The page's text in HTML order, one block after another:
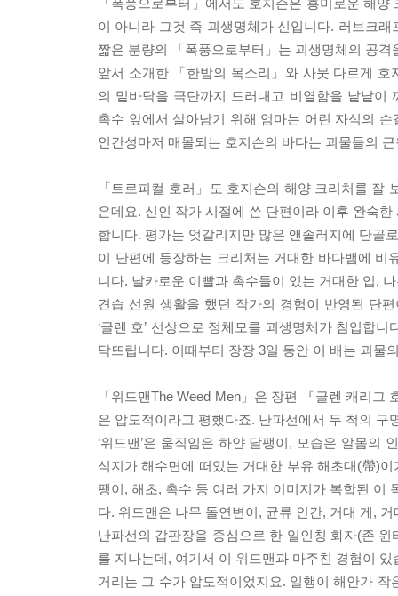
「폭풍으로부터」에서도 호지슨은 흥미로운 해
이 아니라 그것 즉 괴생명체가 신입니다. 러브크
짧은 분량의 「폭풍으로부터」는 괴생명체의 공
앞서 소개한 「한밤의 목소리」와 사뭇 다르게
의 밑바닥을 극단까지 드러내고 비열함을 낱낱이
촉수 앞에서 살아남기 위해 엄마는 어린 자식의
인간성마저 매몰되는 호지슨의 바다는 괴물들의
「트로피컬 호러」도 호지슨의 해양 크리처를
은데요. 신인 작가 시절에 쓴 단편이라 이후 완숙
합니다. 평가는 엇갈리지만 많은 앤솔러지에 단골
이 단편에 등장하는 크리처는 거대한 바다뱀에
니다. 날카로운 이빨과 촉수들이 있는 거대한 입,
견습 선원 생활을 했던 작가의 경험이 반영된 단
‘글렌 호’ 선상으로 정체모를 괴생명체가 침입합
닥뜨립니다. 이때부터 장장 3일 동안 이 배는 괴물
「위드맨The Weed Men」은 장편 『글렌 캐리
은 압도적이라고 평했다죠. 난파선에서 두 척의
‘위드맨’은 움직임은 하얀 달팽이, 모습은 알몸의
식지가 해수면에 떠있는 거대한 부유 해초대(帶)
팽이, 해초, 촉수 등 여러 가지 이미지가 복합된 이
다. 위드맨은 나무 돌연변이, 균류 인간, 거대 게,
난파선의 갑판장을 중심으로 한 일인칭 화자(존
를 지나는데, 여기서 이 위드맨과 마주친 경험이
거리는 그 수가 압도적이었지요. 일행이 해안가